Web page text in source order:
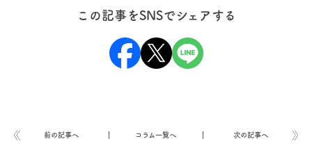
この記事をSNSでシェアする
前の記事へ コラム一覧へ 次の記事へ